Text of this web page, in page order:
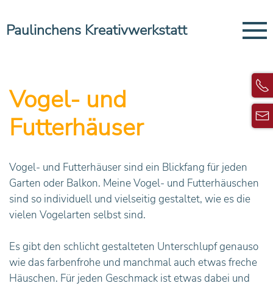
Paulinchens Kreativwerkstatt
Vogel- und
Futterhäuser
Vogel- und Futterhäuser sind ein Blickfang für jeden
Garten oder Balkon. Meine Vogel- und Futterhäuschen
sind so individuell und vielseitig gestaltet, wie es die
vielen Vogelarten selbst sind.
Es gibt den schlicht gestalteten Unterschlupf genauso
wie das farbenfrohe und manchmal auch etwas freche
Häuschen. Für jeden Geschmack ist etwas dabei und